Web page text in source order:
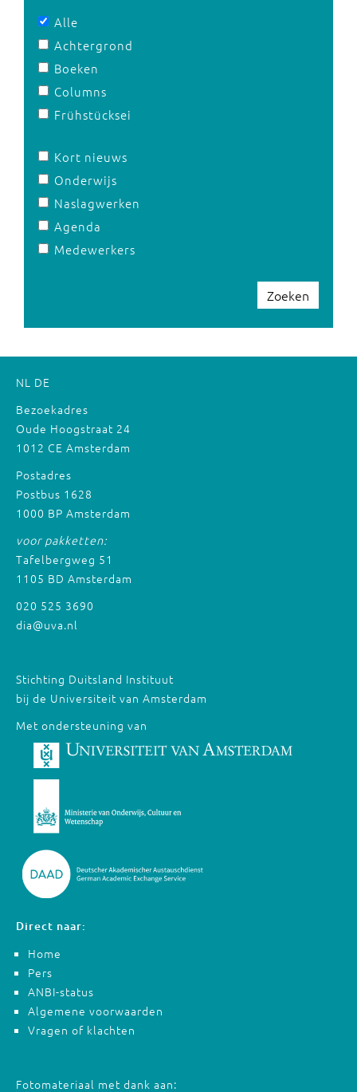
Alle
Achtergrond
Boeken
Columns
Frühstücksei
Kort nieuws
Onderwijs
Naslagwerken
Agenda
Medewerkers
Zoeken
NL DE
Bezoekadres
Oude Hoogstraat 24
1012 CE Amsterdam
Postadres
Postbus 1628
1000 BP Amsterdam
voor pakketten:
Tafelbergweg 51
1105 BD Amsterdam
020 525 3690
dia@uva.nl
Stichting Duitsland Instituut
bij de Universiteit van Amsterdam
Met ondersteuning van
Direct naar:
Home
Pers
ANBI-status
Algemene voorwaarden
Vragen of klachten
Fotomateriaal met dank aan: